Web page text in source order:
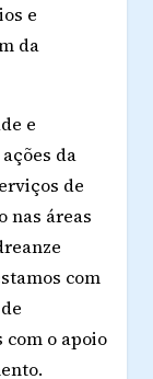
e
da
e
da
de
nas áreas
com
o apoio